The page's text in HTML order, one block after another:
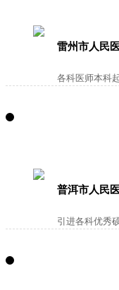
雷州市人民
各科医师本科
普洱市人民
引进各科优秀